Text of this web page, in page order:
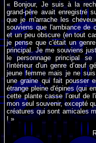
« Bonjour, Je suis à la
grand-père avait enregistré
que je m'arrache les
souviens que l'ambiance de
et un peu obscure (en tout
je pense que c'était un
principal. Je me souviens
le personnage principal
l'intérieur d'un genre d’œuf
jeune femme mais je ne
une graine qui fait pousser
étrange pleine d'épines (qui
cette plante casse l’œuf de
mon seul souvenir, excepté
créatures qui sont amicales
! »